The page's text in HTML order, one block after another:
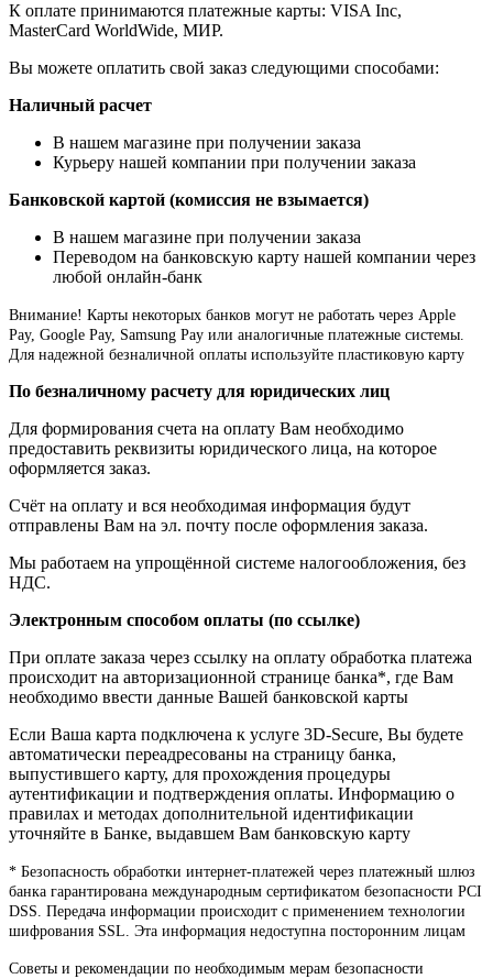
К оплате принимаются платежные карты: VISA Inc,
MasterCard WorldWide, МИР.
Вы можете оплатить свой заказ следующими способами:
Наличный расчет
В нашем магазине при получении заказа
Курьеру нашей компании при получении заказа
Банковской картой (комиссия не взымается)
В нашем магазине при получении заказа
Переводом на банковскую карту нашей компании через
любой онлайн-банк
Внимание! Карты некоторых банков могут не работать через Apple
Pay, Google Pay, Samsung Pay или аналогичные платежные системы.
Для надежной безналичной оплаты используйте пластиковую карту
По безналичному расчету для юридических лиц
Для формирования счета на оплату Вам необходимо
предоставить реквизиты юридического лица, на которое
оформляется заказ.
Счёт на оплату и вся необходимая информация будут
отправлены Вам на эл. почту после оформления заказа.
Мы работаем на упрощённой системе налогообложения, без
НДС.
Электронным способом оплаты (по ссылке)
При оплате заказа через ссылку на оплату обработка платежа
происходит на авторизационной странице банка*, где Вам
необходимо ввести данные Вашей банковской карты
Если Ваша карта подключена к услуге 3D-Secure, Вы будете
автоматически переадресованы на страницу банка,
выпустившего карту, для прохождения процедуры
аутентификации и подтверждения оплаты. Информацию о
правилах и методах дополнительной идентификации
уточняйте в Банке, выдавшем Вам банковскую карту
* Безопасность обработки интернет-платежей через платежный шлюз
банка гарантирована международным сертификатом безопасности PCI
DSS. Передача информации происходит с применением технологии
шифрования SSL. Эта информация недоступна посторонним лицам
Советы и рекомендации по необходимым мерам безопасности